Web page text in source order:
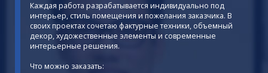
Каждая работа разрабатывается индивидуально под
интерьер, стиль помещения и пожелания заказчика. В
своих проектах сочетаю фактурные техники, объемный
декор, художественные элементы и современные
интерьерные решения.
Что можно заказать: